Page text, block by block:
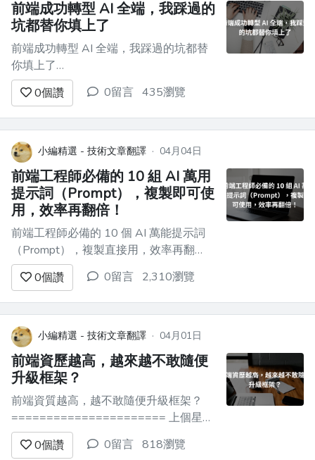
前端成功轉型 AI 全端，我踩過的
坑都替你填上了
前端成功轉型 AI 全端，我踩過的坑都替
你填上了
========================= !
[Clipboard_Screenshot_1777193319.png]
(https://p3-xtjj-sign.byteimg.com/tos-cn-
i-73owjymdk6/...
0個讚 0留言 435瀏覽
小編精選 - 技術文章翻譯 · 04月04日
前端工程師必備的 10 組 AI 萬用
提示詞（Prompt），複製即可使
用，效率再翻倍！
前端工程師必備的 10 個 AI 萬能提示詞
（Prompt），複製直接用，效率再翻
倍！
你是不是也有這種困擾？用 Copilot、
Cursor 寫程式碼，明明想讓 AI 幫你省時
間，結果指令發出去，A...
0個讚 0留言 2,310瀏覽
小編精選 - 技術文章翻譯 · 04月01日
前端資歷越高，越來越不敢隨便
升級框架？
前端資質越高，越不敢隨便升級框架？
====================== 上個星期
五下午，臨近下班，組裡一個剛入職不
久、技術熱情極高的小夥子，給我提了個
0個讚 0留言 818瀏覽